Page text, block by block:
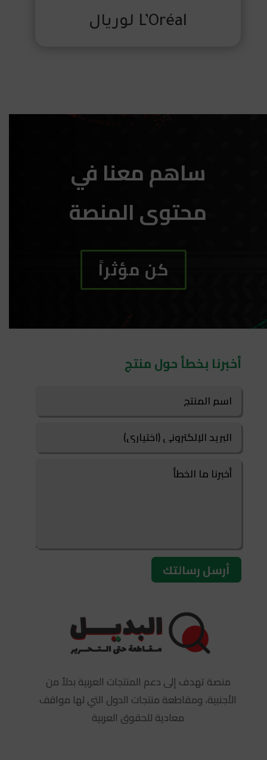
L’Oréal لوريال
ساهم معنا في
محتوى المنصة
كن مؤثراً
أخبرنا بخطأ حول منتج
أرسل رسالتك
منصة تهدف إلى دعم المنتجات العربية بدلاً من
الأجنبية، ومقاطعة منتجات الدول التي لها مواقف
معادية للحقوق العربية